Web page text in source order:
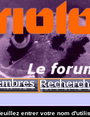
entrer votre nom